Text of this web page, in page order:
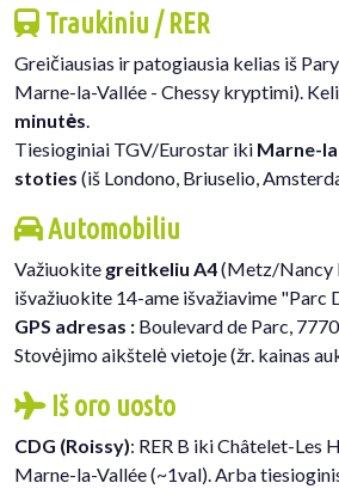
Traukiniu / RER
Greičiausias ir patogiausia kelias iš
Marne-la-Vallée - Chessy kryptimi).
minutės
Tiesioginiai TGV/Eurostar iki Marne-
stoties (iš Londono, Briuselio,
Automobiliu
Važiuokite greitkeliu A4(Metz/Nancy
išvažiuokite 14-ame išvažiavime "Parc
GPS adresas : Boulevard de Parc,
Stovėjimo aikštelė vietoje (žr. kainas
Iš oro uosto
CDG (Roissy): RER B iki Châtelet-Les
Marne-la-Vallée (~1val). Arba